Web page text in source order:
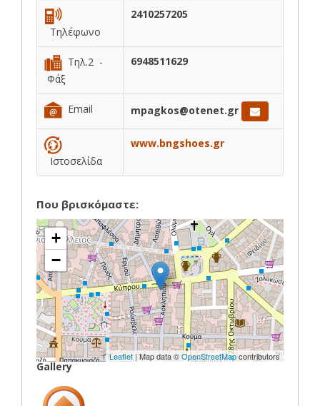
Τηλέφωνο
2410257205
Τηλ.2 -
Φάξ
6948511629
Email mpagkos@otenet.gr
Ιστοσελίδα
www.bngshoes.gr
Που βρισκόμαστε:
+
−
Leaflet| Map data ©OpenStreetMapcontributors
Gallery